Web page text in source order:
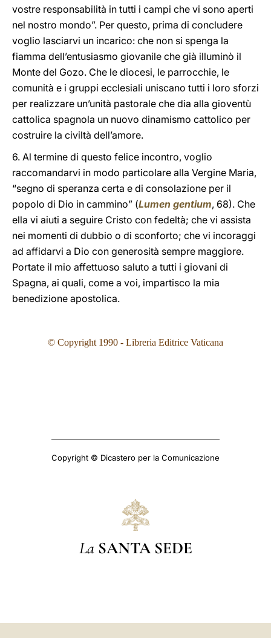
vostre responsabilità in tutti i campi che vi sono aperti
nel nostro mondo”. Per questo, prima di concludere
voglio lasciarvi un incarico: che non si spenga la
fiamma dell’entusiasmo giovanile che già illuminò il
Monte del Gozo. Che le diocesi, le parrocchie, le
comunità e i gruppi ecclesiali uniscano tutti i loro sforzi
per realizzare un’unità pastorale che dia alla gioventù
cattolica spagnola un nuovo dinamismo cattolico per
costruire la civiltà dell’amore.
6. Al termine di questo felice incontro, voglio
raccomandarvi in modo particolare alla Vergine Maria,
“segno di speranza certa e di consolazione per il
popolo di Dio in cammino” (Lumen gentium, 68). Che
ella vi aiuti a seguire Cristo con fedeltà; che vi assista
nei momenti di dubbio o di sconforto; che vi incoraggi
ad affidarvi a Dio con generosità sempre maggiore.
Portate il mio affettuoso saluto a tutti i giovani di
Spagna, ai quali, come a voi, impartisco la mia
benedizione apostolica.
© Copyright 1990 - Libreria Editrice Vaticana
Copyright © Dicastero per la Comunicazione
La SANTA SEDE